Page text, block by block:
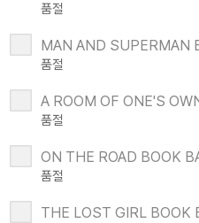
품절
MAN AND SUPERMAN
품절
A ROOM OF ONE'S
품절
ON THE ROAD BOOK
품절
THE LOST GIRL BOOK